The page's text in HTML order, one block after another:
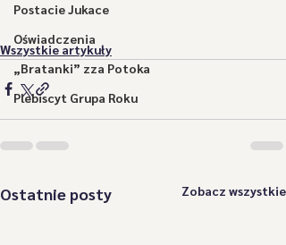
Postacie Jukace
Oświadczenia
„Bratanki” zza Potoka
Plebiscyt Grupa Roku
Wszystkie artykuły
Ostatnie posty Zobacz wszystkie